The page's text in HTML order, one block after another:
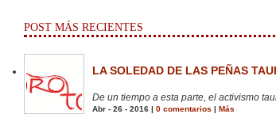
POST MÁS RECIENTES
LA SOLEDAD DE LAS PEÑAS
De un tiempo a esta parte, el activismo
Abr - 26 - 2016 | 0 comentarios | Más